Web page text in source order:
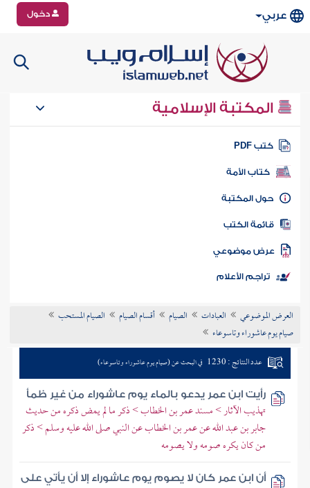
عربي دخول
المكتبة الإسلامية
كتب PDF
كتاب الأمة
المكتبة
الكتب
موضوعي
تراجم الأعلام
العرض الموضوعي العبادات الصيام أقسام الصيام
الصيام المستحب
صيام يوم عاشوراء وتاسوعاء
عدد النتائج : 1230 في البحث عن (صيام يوم عاشوراء وتاسوعاء)
رأيت ابن عمر يدعو بالماء يوم عاشوراء من غير ظمأ
تهذيب الآثار > مسند عمر بن الخطاب > ذكر ما لم يمض ذكره من حديث
جابر بن عبد الله عن عمر بن الخطاب عن النبي صلى الله عليه وسلم > ذكر
من كان يكره صومه ولا يصومه
أن ابن عمر كان لا يصوم يوم عاشوراء إلا أن يأتي على